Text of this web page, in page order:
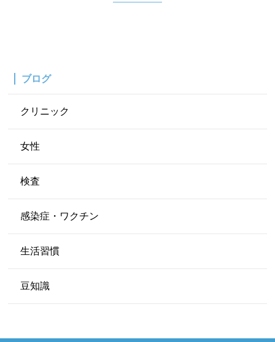
ブログ
クリニック
女性
検査
感染症・ワクチン
生活習慣
豆知識